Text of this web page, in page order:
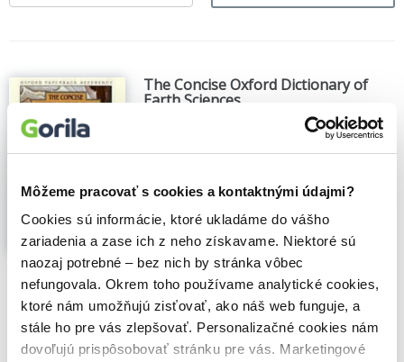
Môžeme pracovať s cookies a kontaktnými údajmi?
Cookies sú informácie, ktoré ukladáme do vášho
zariadenia a zase ich z neho získavame. Niektoré sú
naozaj potrebné – bez nich by stránka vôbec
nefungovala. Okrem toho používame analytické cookies,
ktoré nám umožňujú zisťovať, ako náš web funguje, a
stále ho pre vás zlepšovať. Personalizačné cookies nám
dovoľujú prispôsobovať stránku pre vás. Marketingové
The Concise Oxford Dictionary of
Earth Sciences
,OUP Oxford
Concise Oxford Dictionary of Earth
Sciences covers all of the earth sciences,
and is the most detailed, authoritative, and
up-to-date dictionary of its kind... Zobraziť
🍌 Odosielame o 10 dní.
6,60€ Do košíka